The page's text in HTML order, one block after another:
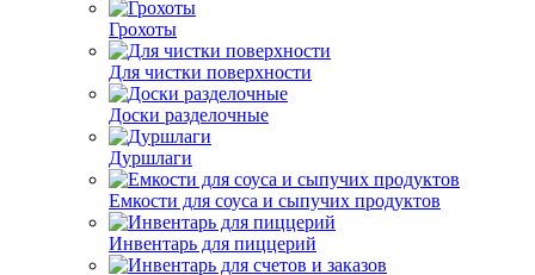
Грохоты
Для чистки поверхности
Доски разделочные
Дуршлаги
Емкости для соуса и сыпучих продуктов
Инвентарь для пиццерий